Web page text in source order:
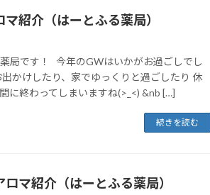
紹介（はーとふる薬局）
局です！ 今年のGWはいかがお過ごしでし
かけしたり、家でゆっくりと過ごしたり 休
に終わってしまいますね(>_<) &nb […]
続きを読む
マ紹介（はーとふる薬局）